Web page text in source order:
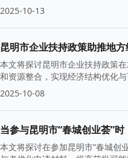
2025-10-13
昆明市企业扶持政策助推地
本文将探讨昆明市企业扶持政策
和资源整合，实现经济结构优化
2025-10-08
当参与昆明市“春城创业荟”
本文将探讨在参加昆明市“春城创